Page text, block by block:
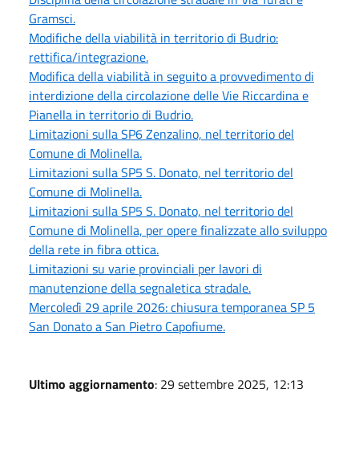
Gramsci.
Modifiche della viabilità in territorio di Budrio:
rettifica/integrazione.
Modifica della viabilità in seguito a provvedimento di
interdizione della circolazione delle Vie Riccardina e
Pianella in territorio di Budrio.
Limitazioni sulla SP6 Zenzalino, nel territorio del
Comune di Molinella.
Limitazioni sulla SP5 S. Donato, nel territorio del
Comune di Molinella.
Limitazioni sulla SP5 S. Donato, nel territorio del
Comune di Molinella, per opere finalizzate allo sviluppo
della rete in fibra ottica.
Limitazioni su varie provinciali per lavori di
manutenzione della segnaletica stradale.
Mercoledì 29 aprile 2026: chiusura temporanea SP 5
San Donato a San Pietro Capofiume.
Ultimo aggiornamento: 29 settembre 2025, 12:13